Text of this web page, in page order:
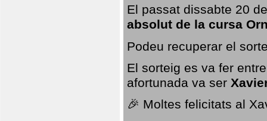
El passat dissabte 20
absolut de la cursa
Podeu recuperar el
El sorteig es va fer
afortunada va ser
🎉 Moltes felicitats al